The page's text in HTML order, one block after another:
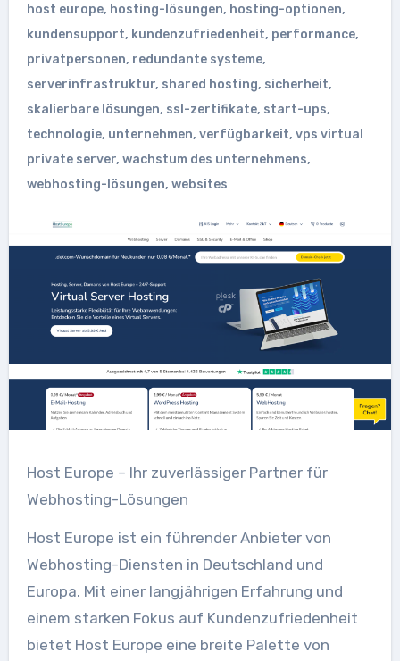
host europe, hosting-lösungen, hosting-optionen,
kundensupport, kundenzufriedenheit, performance,
privatpersonen, redundante systeme,
serverinfrastruktur, shared hosting, sicherheit,
skalierbare lösungen, ssl-zertifikate, start-ups,
technologie, unternehmen, verfügbarkeit, vps virtual
private server, wachstum des unternehmens,
webhosting-lösungen, websites
Host Europe – Ihr zuverlässiger Partner für
Webhosting-Lösungen
Host Europe ist ein führender Anbieter von
Webhosting-Diensten in Deutschland und
Europa. Mit einer langjährigen Erfahrung und
einem starken Fokus auf Kundenzufriedenheit
bietet Host Europe eine breite Palette von